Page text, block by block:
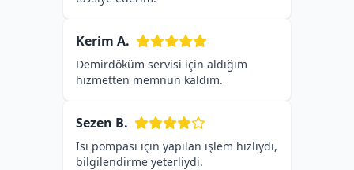
Kerim A.
Demirdöküm servisi için aldığım
hizmetten memnun kaldım.
Sezen B.
Isı pompası için yapılan işlem hızlıydı,
bilgilendirme yeterliydi.